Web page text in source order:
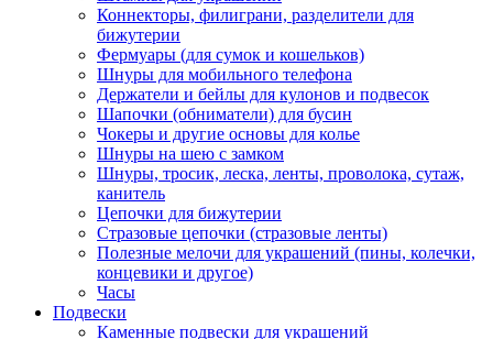
Коннекторы, филиграни, разделители для
бижутерии
Фермуары (для сумок и кошельков)
Шнуры для мобильного телефона
Держатели и бейлы для кулонов и подвесок
Шапочки (обниматели) для бусин
Чокеры и другие основы для колье
Шнуры на шею с замком
Шнуры, тросик, леска, ленты, проволока, сутаж,
канитель
Цепочки для бижутерии
Стразовые цепочки (стразовые ленты)
Полезные мелочи для украшений (пины, колечки,
концевики и другое)
Часы
Подвески
Каменные подвески для украшений